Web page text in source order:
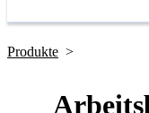
Produkte >